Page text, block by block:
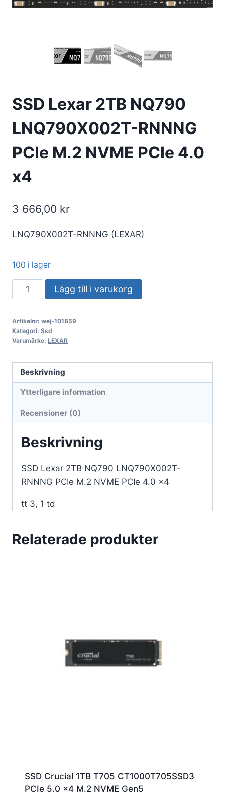
SSD Lexar 2TB NQ790
LNQ790X002T-RNNNG
PCIe M.2 NVME PCIe 4.0
x4
3 666,00 kr
LNQ790X002T-RNNNG (LEXAR)
100 i lager
SSD
Lexar
NQ790
LNQ790X002T-
PCIe
M.2
NVME
4.0
mängd
Lägg till i varukorg
Artikelnr: wej-101859
Kategori: Ssd
Varumärke: LEXAR
Beskrivning
Ytterligare information
Recensioner (0)
Beskrivning
SSD Lexar 2TB NQ790 LNQ790X002T-
RNNNG PCIe M.2 NVME PCIe 4.0 x4
tt 3, 1 td
Relaterade produkter
SSD Crucial 1TB T705 CT1000T705SSD3
PCIe 5.0 x4 M.2 NVME Gen5